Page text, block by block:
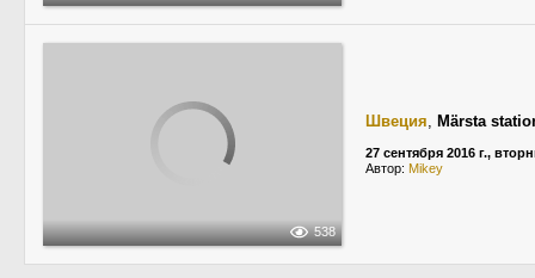
538
Швеция, Märsta
27 сентября 2016 г.,
Автор: Mikey